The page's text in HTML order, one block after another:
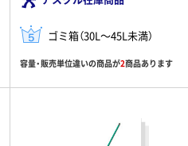
ゴミ箱（30L～45L未満）
容量・販売単位違いの商品が2商品あります